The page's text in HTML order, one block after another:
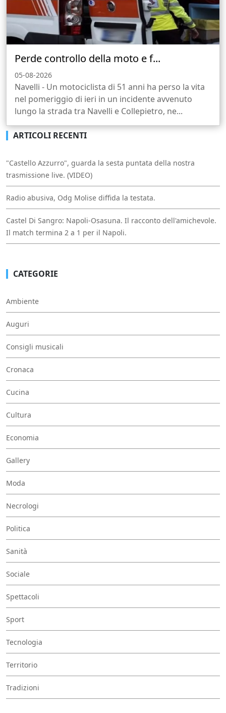
Perde controllo della moto e f...
05-08-2026
Navelli - Un motociclista di 51 anni ha perso la vita
nel pomeriggio di ieri in un incidente avvenuto
lungo la strada tra Navelli e Collepietro, ne...
ARTICOLI RECENTI
"Castello Azzurro", guarda la sesta puntata della nostra
trasmissione live. (VIDEO)
Radio abusiva, Odg Molise diffida la testata.
Castel Di Sangro: Napoli-Osasuna. Il racconto dell'amichevole.
Il match termina 2 a 1 per il Napoli.
CATEGORIE
Ambiente
Auguri
Consigli musicali
Cronaca
Cucina
Cultura
Economia
Gallery
Moda
Necrologi
Politica
Sanità
Sociale
Spettacoli
Sport
Tecnologia
Territorio
Tradizioni